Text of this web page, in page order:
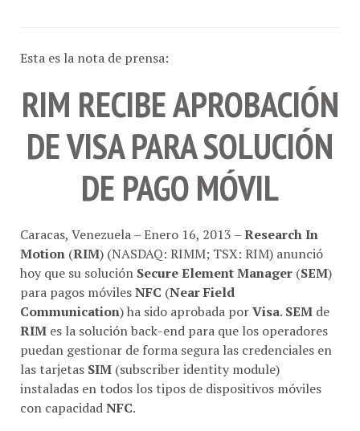
Esta es la nota de prensa:
RIM RECIBE APROBACIÓN
DE VISA PARA SOLUCIÓN
DE PAGO MÓVIL
Caracas, Venezuela – Enero 16, 2013 –Research In
Motion (RIM) (NASDAQ: RIMM; TSX: RIM) anunció
hoy que su solución Secure Element Manager (SEM)
para pagos móvilesNFC (Near Field
Communication) ha sido aprobada porVisa SEM de
RIM es la solución back-end para que los operadores
puedan gestionar de forma segura las credenciales en
las tarjetas SIM (subscriber identity module)
instaladas en todos los tipos de dispositivos móviles
con capacidad NFC